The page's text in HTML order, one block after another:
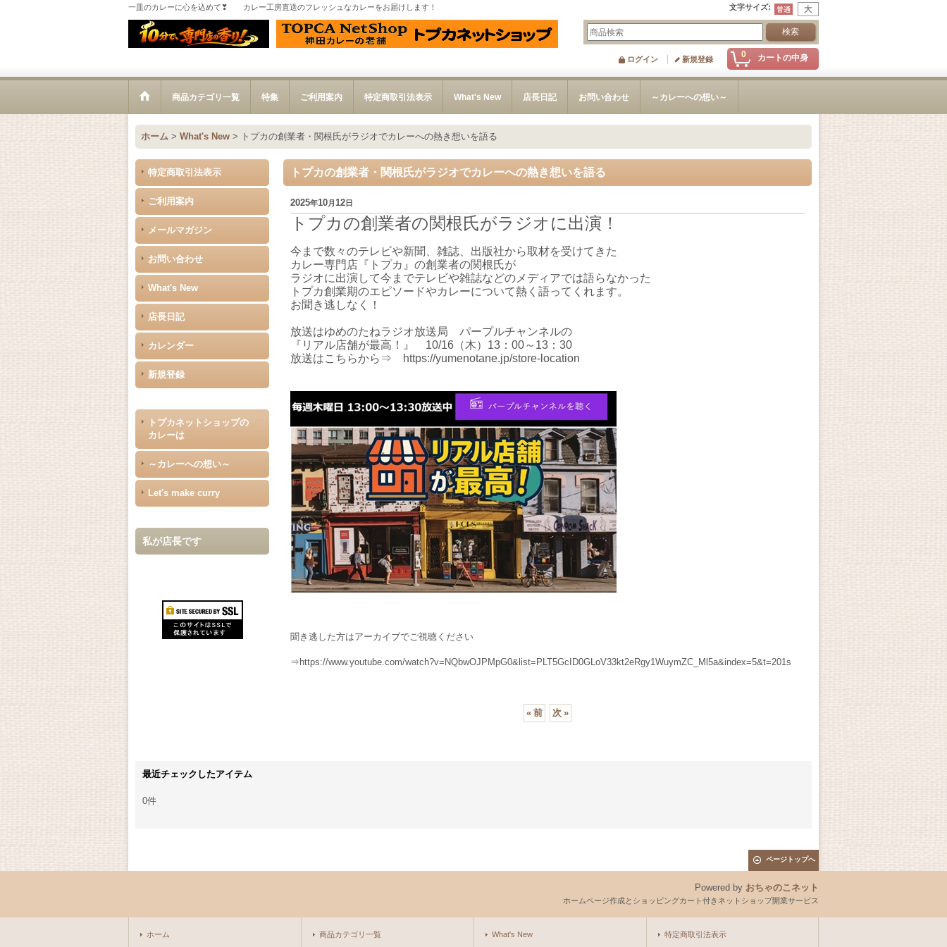
一皿のカレーに心を込めて❣ カレー工房直送のフレッシュなカレーをお届けします！ 文字サイズ:
0 カートの中身
ログイン 新規登録
商品カテゴリ一覧 特集 ご利用案内 特定商取引法表示 What's New 店長日記 お問い合わせ ～カレーへの想い～
ホーム > What's New > トプカの創業者・関根氏がラジオでカレーへの熱き想いを語る
特定商取引法表示
ご利用案内
メールマガジン
お問い合わせ
What's New
店長日記
カレンダー
新規登録
トプカネットショップの
カレーは
～カレーへの想い～
Let's make curry
私が店長です
トプカの創業者・関根氏がラジオでカレーへの熱き想いを語る
2025年10月12日
トプカの創業者の関根氏がラジオに出演！
今まで数々のテレビや新聞、雑誌、出版社から取材を受けてきた
カレー専門店『トプカ』の創業者の関根氏が
ラジオに出演して今までテレビや雑誌などのメディアでは語らなかった
トプカ創業期のエピソードやカレーについて熱く語ってくれます。
お聞き逃しなく！
放送はゆめのたねラジオ放送局 パープルチャンネルの
『リアル店舗が最高！』 10/16（木）13：00～13：30
放送はこちらから⇒
https://yumenotane.jp/store-location
聞き逃した方はアーカイブでご視聴ください
⇒https://www.youtube.com/watch?v=NQbwOJPMpG0&list=PLT5GcID0GLoV33kt2eRgy1WuymZC_Ml5a&index=5&t=201s
« 前 次 »
最近チェックしたアイテム
0件
ページトップへ
Powered by おちゃのこネット
ホームページ作成とショッピングカート付きネットショップ開業サービス
ホーム 商品カテゴリ一覧 What's New 特定商取引法表示